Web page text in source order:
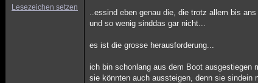
Lesezeichen setzen
..essind eben genau die, die trotz allem bis
und so wenig sinddas gar nicht...
es ist die grosse herausforderung...
ich bin schonlang aus dem Boot ausgestiegen
sie könnten auch aussteigen, denn sie sindein